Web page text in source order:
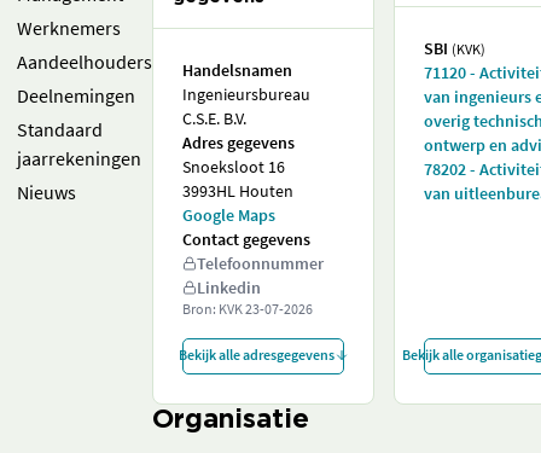
Werknemers
Aandeelhouders
Deelnemingen
Standaard
jaarrekeningen
Nieuws
Handelsnamen
Ingenieursbureau
C.S.E. B.V.
Adres gegevens
Snoeksloot 16
3993HL Houten
Google Maps
Contact gegevens
Telefoonnummer
Linkedin
Bron: KVK23-07-2026
Bekijk alle adresgegevens
SBI (KVK)
71120 -
van ingenieurs
overig
ontwerp en
78202 -
van
Bekijk alle
Organisatie